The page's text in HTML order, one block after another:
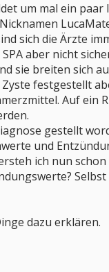
um mal ein
sich die Ärzte
aber nicht
sie breiten sich
festgestellt
Auf ein
gestellt
und
ich nun
dazu erklären.